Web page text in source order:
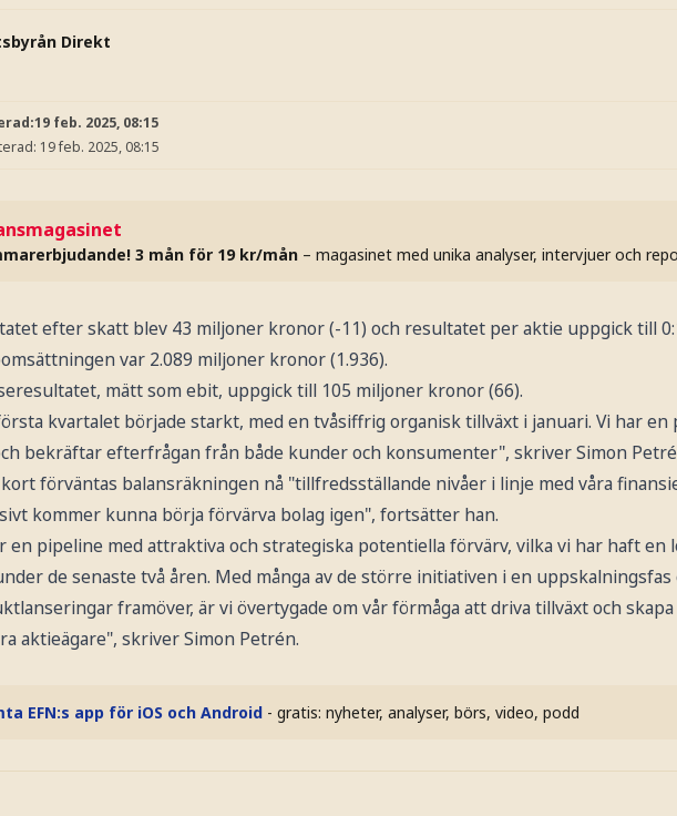
Direkt
19 feb. 2025, 08:15
19 feb. 2025, 08:15
3 mån för 19 kr/mån – magasinet med unika analyser, intervjuer och
efter skatt blev 43 miljoner kronor (-11) och resultatet per aktie uppgick till
var 2.089 miljoner kronor (1.936).
mätt som ebit, uppgick till 105 miljoner kronor (66).
kvartalet började starkt, med en tvåsiffrig organisk tillväxt i januari. Vi har
bekräftar efterfrågan från både kunder och konsumenter", skriver Simon
förväntas balansräkningen nå "tillfredsställande nivåer i linje med våra
kommer kunna börja förvärva bolag igen", fortsätter han.
en pipeline med attraktiva och strategiska potentiella förvärv, vilka vi har haft en
de senaste två åren. Med många av de större initiativen i en uppskalningsfas
framöver, är vi övertygade om vår förmåga att driva tillväxt och
aktieägare", skriver Simon Petrén.
EFN:s app för iOS och Android - gratis: nyheter, analyser, börs, video, podd